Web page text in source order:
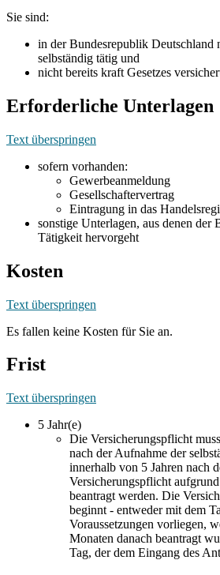
Sie sind:
in der Bundesrepublik Deutschland
selbständig tätig und
nicht bereits kraft Gesetzes
Erforderliche Unterlagen
Text überspringen
sofern vorhanden:
Gewerbeanmeldung
Gesellschaftervertrag
Eintragung in das
sonstige Unterlagen, aus denen der
Tätigkeit hervorgeht
Kosten
Text überspringen
Es fallen keine Kosten für Sie an.
Frist
Text überspringen
5 Jahr(e)
Die Versicherungspflicht
nach der Aufnahme der
innerhalb von 5 Jahren nach
Versicherungspflicht
beantragt werden. Die
beginnt - entweder mit dem
Voraussetzungen vorliegen,
Monaten danach beantragt
Tag, der dem Eingang des